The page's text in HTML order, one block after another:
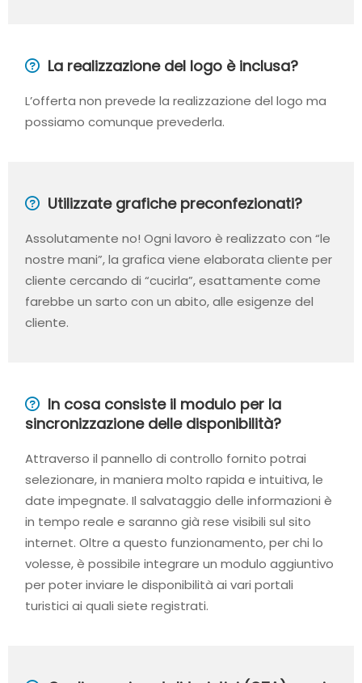
La realizzazione del logo è inclusa?
L’offerta non prevede la realizzazione del logo ma
possiamo comunque prevederla.
Utilizzate grafiche preconfezionati?
Assolutamente no! Ogni lavoro è realizzato con “le
nostre mani”, la grafica viene elaborata cliente per
cliente cercando di “cucirla”, esattamente come
farebbe un sarto con un abito, alle esigenze del
cliente.
In cosa consiste il modulo per la
sincronizzazione delle disponibilità?
Attraverso il pannello di controllo fornito potrai
selezionare, in maniera molto rapida e intuitiva, le
date impegnate. Il salvataggio delle informazioni è
in tempo reale e saranno già rese visibili sul sito
internet. Oltre a questo funzionamento, per chi lo
volesse, è possibile integrare un modulo aggiuntivo
per poter inviare le disponibilità ai vari portali
turistici ai quali siete registrati.